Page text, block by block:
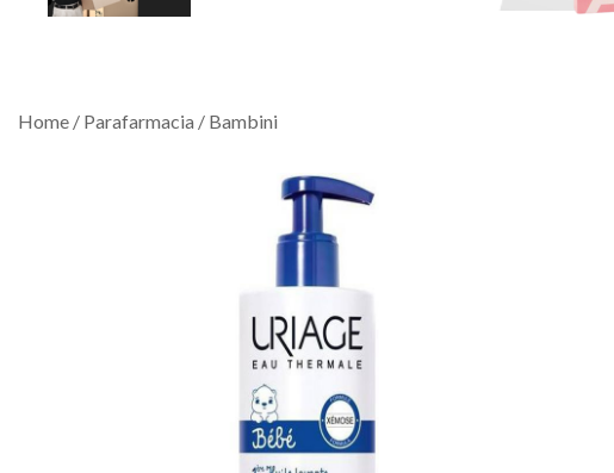
Home / Parafarmacia / Bambini